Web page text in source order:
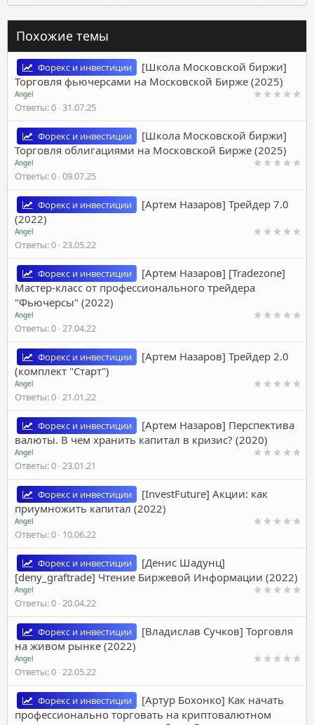
Похожие темы
Форекс и инвестиции
[Школа Московской биржи]
Торговля фьючерсами на Московской Бирже (2025)
Angel
Ответы 0 31.07.25
Форекс и инвестиции
[Школа Московской биржи]
Торговля облигациями на Московской Бирже (2025)
Angel
Ответы 0 09.07.25
Форекс и инвестиции
[Артем Назаров] Трейдер 7.0
(2022)
Angel
Ответы 0 23.05.22
Форекс и инвестиции
[Артем Назаров] [Tradezone]
Мастер-класс от профессионального трейдера
"Фьючерсы" (2022)
Angel
Ответы 0 27.04.22
Форекс и инвестиции
[Артем Назаров] Трейдер 2.0
(комплект "Старт")
Angel
Ответы 0 21.01.22
Форекс и инвестиции
[Артем Назаров] Перспектива
вaлюты. В чем хранить капитал в кpизис? (2020)
Angel
Ответы 0 23.01.21
Форекс и инвестиции
[InvestFuture] Акции: как
приумножить капитал (2022)
Angel
Ответы 0 10.06.22
Форекс и инвестиции
[Денис Шадунц]
[deny_graftrade] Чтение Биржевой Информации (2022)
Angel
Ответы 0 20.04.22
Форекс и инвестиции
[Владислав Сучков] Торговля
на живом рынке (2022)
Angel
Ответы 0 22.05.22
Форекс и инвестиции
[Артур Бохонко] Как начать
профессионально торговать на криптовалютном